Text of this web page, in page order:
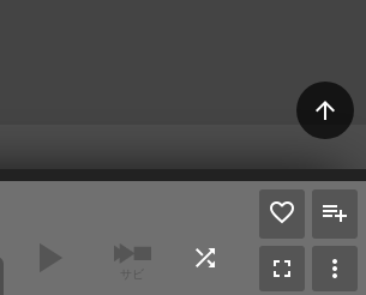
arrow_upward
play_arrow サビ
shuffle fullscreen more_vert